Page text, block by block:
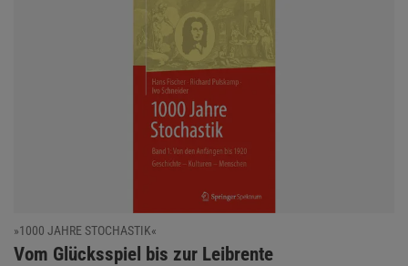
»1000 JAHRE STOCHASTIK«
:
Vom Glücksspiel bis zur Leibrente